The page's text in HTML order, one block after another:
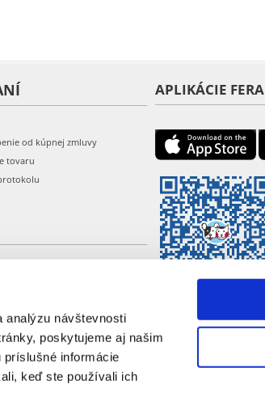
analýzu návštevnosti
poskytujeme aj našim
informácie
keď ste používali ich
od kúpnej zmluvy
tovaru
APLIKÁCIE FERA